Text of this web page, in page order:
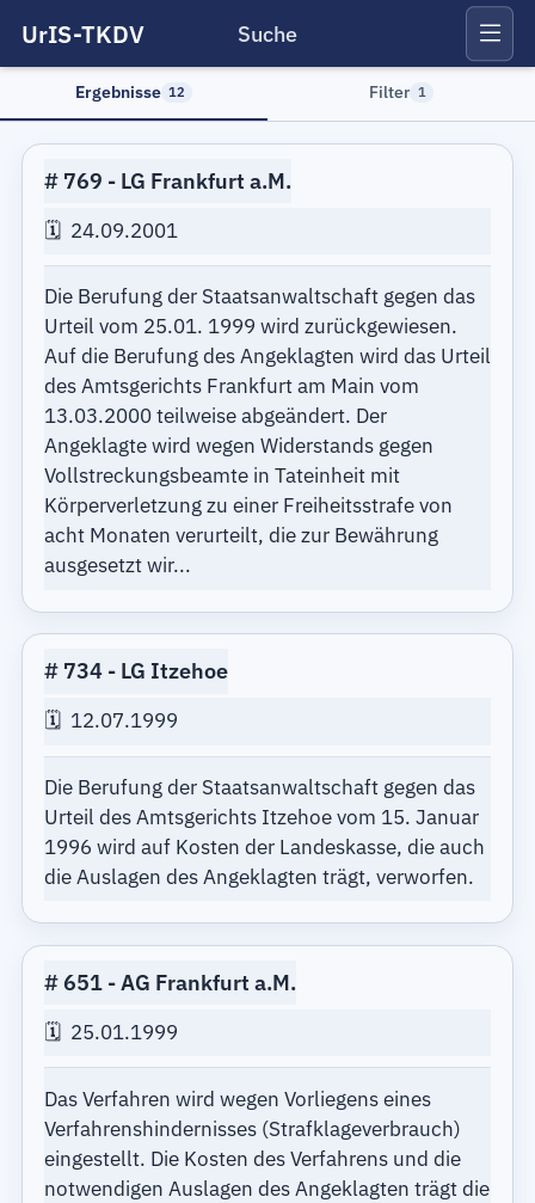
UrIS-TKDV Suche
Ergebnisse 12 Filter 1
769 LG Frankfurt a.M.
24.09.2001
Die Berufung der Staatsanwaltschaft gegen das
Urteil vom 25.01. 1999 wird zurückgewiesen.
Auf die Berufung des Angeklagten wird das Urteil
des Amtsgerichts Frankfurt am Main vom
13.03.2000 teilweise abgeändert. Der
Angeklagte wird wegen Widerstands gegen
Vollstreckungsbeamte in Tateinheit mit
Körperverletzung zu einer Freiheitsstrafe von
acht Monaten verurteilt, die zur Bewährung
ausgesetzt wir...
734 LG Itzehoe
12.07.1999
Die Berufung der Staatsanwaltschaft gegen das
Urteil des Amtsgerichts Itzehoe vom 15. Januar
1996 wird auf Kosten der Landeskasse, die auch
die Auslagen des Angeklagten trägt, verworfen.
651 AG Frankfurt a.M.
25.01.1999
Das Verfahren wird wegen Vorliegens eines
Verfahrenshindernisses (Strafklageverbrauch)
eingestellt. Die Kosten des Verfahrens und die
notwendigen Auslagen des Angeklagten trägt die